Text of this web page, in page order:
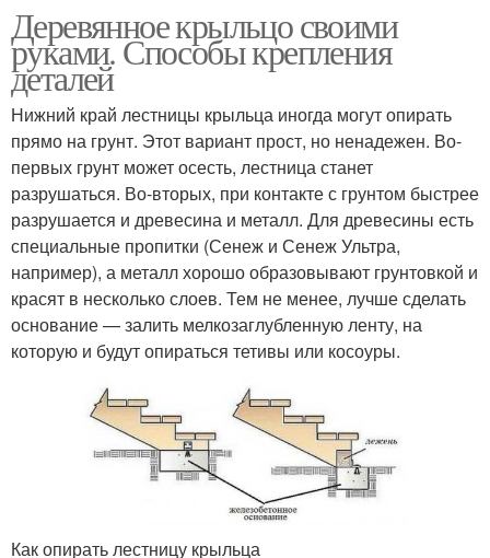
Деревянное крыльцо своими
руками. Способы крепления
деталей
Нижний край лестницы крыльца иногда могут опирать
прямо на грунт. Этот вариант прост, но ненадежен. Во-
первых грунт может осесть, лестница станет
разрушаться. Во-вторых, при контакте с грунтом быстрее
разрушается и древесина и металл. Для древесины есть
специальные пропитки (Сенеж и Сенеж Ультра,
например), а металл хорошо образовывают грунтовкой и
красят в несколько слоев. Тем не менее, лучше сделать
основание — залить мелкозаглубленную ленту, на
которую и будут опираться тетивы или косоуры.
Как опирать лестницу крыльца